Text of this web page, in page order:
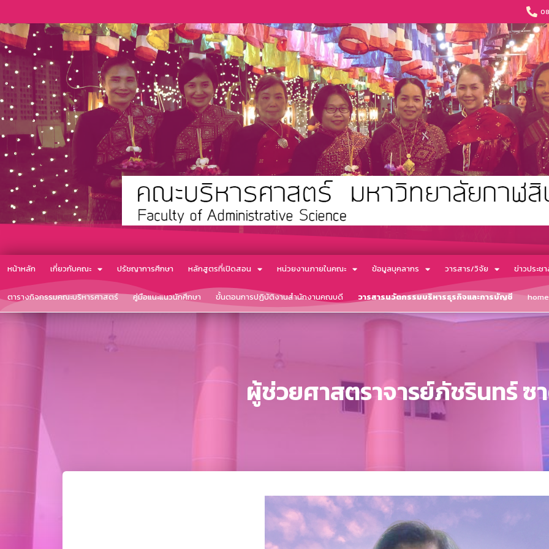
หน้าหลัก เกี่ยวกับคณะ ปรัชญาการศึกษา หลักสูตรที่เปิดสอน หน่วยงานภายในคณะ ข้อมูลบุคลากร วารสาร/วิจัย ข่าวประช
ตารางกิจกรรมคณะบริหารศาสตร์ คู่มือแนะแนวนักศึกษา ขั้นตอนการปฏิบัติงานสำนักงานคณบดี วารสารนวัตกรรมบริหารธุรกิจและการบัญชี home
ผู้ช่วยศาสตราจารย์ภัชรินทร์ ซ